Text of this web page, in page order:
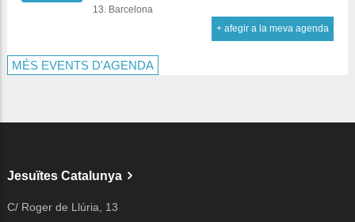
13. Barcelona
+ afegir a la meva agenda
MÉS EVENTS D'AGENDA
Jesuïtes Catalunya
C/ Roger de Llúria, 13